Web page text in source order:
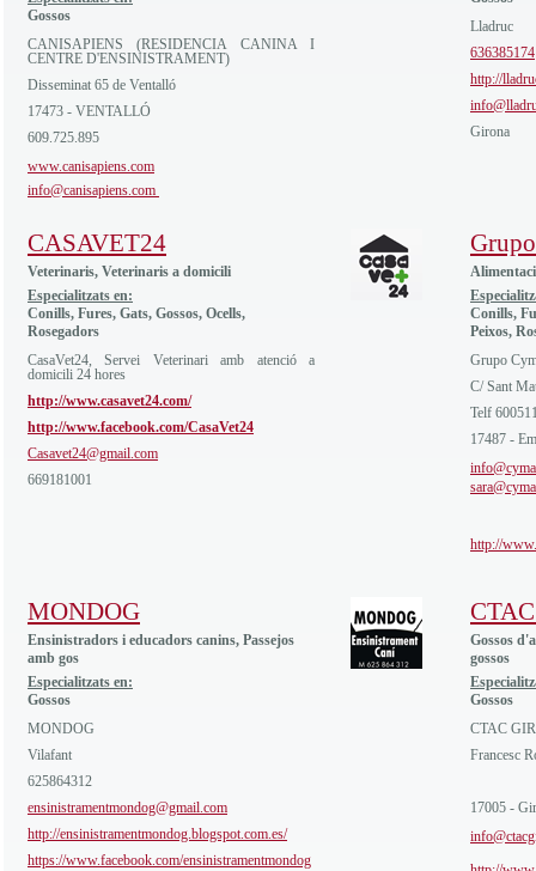
Gossos
CANISAPIENS (RESIDENCIA CANINA I
CENTRE D'ENSINISTRAMENT)
Disseminat 65 de Ventalló
17473 - VENTALLÓ
609.725.895
www.canisapiens.com
info@canisapiens.com
Lladruc
636385174
http://
Girona
CASAVET24
Veterinaris, Veterinaris a domicili
Especialitzats en:
Conills, Fures, Gats, Gossos, Ocells,
Rosegadors
CasaVet24, Servei Veterinari amb atenció a
domicili 24 hores
http://www.casavet24.com/
http://www.facebook.com/CasaVet24
Casavet24@gmail.com
669181001
Conills,
Peixos,
Grupo
C/ Sant
Telf
17487 -
http://
MONDOG
Ensinistradors i educadors canins, Passejos
amb gos
Especialitzats en:
Gossos
MONDOG
Vilafant
625864312
ensinistramentmondog@gmail.com
http://ensinistramentmondog.blogspot.com.es/
https://www.facebook.com/ensinistramentmondog
Gossos
gossos
Gossos
CTAC
Francesc
17005 -